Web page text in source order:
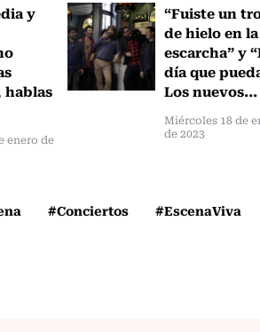
y
hablas
enero de
“Fuiste un
de hielo en la
escarcha” y
día que
Los nuevos...
Miércoles 18 de
de 2023
#Conciertos #EscenaViva